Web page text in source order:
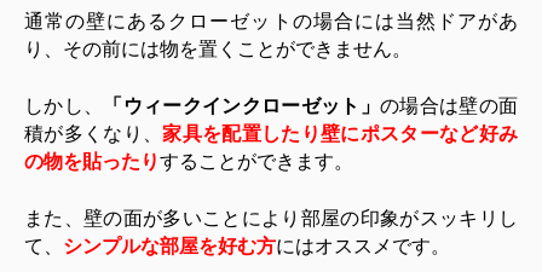
通常の壁にあるクローゼットの場合には当然ドアがあ
り、その前には物を置くことができません。
しかし、 「ウィークインクローゼット」の場合は壁の面
積が多くなり、家具を配置したり壁にポスターなど好み
の物を貼ったりすることができます。
また、壁の面が多いことにより部屋の印象がスッキリし
て、 シンプルな部屋を好む方にはオススメです。